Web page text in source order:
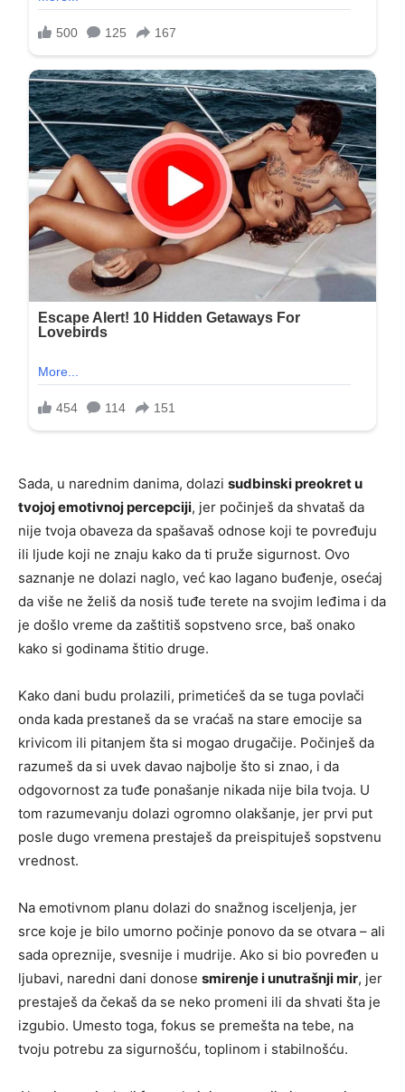
Sada, u narednim danima, dolazi sudbinski preokret u
tvojoj emotivnoj percepciji, jer počinješ da shvataš da
nije tvoja obaveza da spašavaš odnose koji te povređuju
ili ljude koji ne znaju kako da ti pruže sigurnost. Ovo
saznanje ne dolazi naglo, već kao lagano buđenje, osećaj
da više ne želiš da nosiš tuđe terete na svojim leđima i da
je došlo vreme da zaštitiš sopstveno srce, baš onako
kako si godinama štitio druge.
Kako dani budu prolazili, primetićeš da se tuga povlači
onda kada prestaneš da se vraćaš na stare emocije sa
krivicom ili pitanjem šta si mogao drugačije. Počinješ da
razumeš da si uvek davao najbolje što si znao, i da
odgovornost za tuđe ponašanje nikada nije bila tvoja. U
tom razumevanju dolazi ogromno olakšanje, jer prvi put
posle dugo vremena prestaješ da preispituješ sopstvenu
vrednost.
Na emotivnom planu dolazi do snažnog isceljenja, jer
srce koje je bilo umorno počinje ponovo da se otvara – ali
sada opreznije, svesnije i mudrije. Ako si bio povređen u
ljubavi, naredni dani donose smirenje i unutrašnji mir, jer
prestaješ da čekaš da se neko promeni ili da shvati šta je
izgubio. Umesto toga, fokus se premešta na tebe, na
tvoju potrebu za sigurnošću, toplinom i stabilnošću.